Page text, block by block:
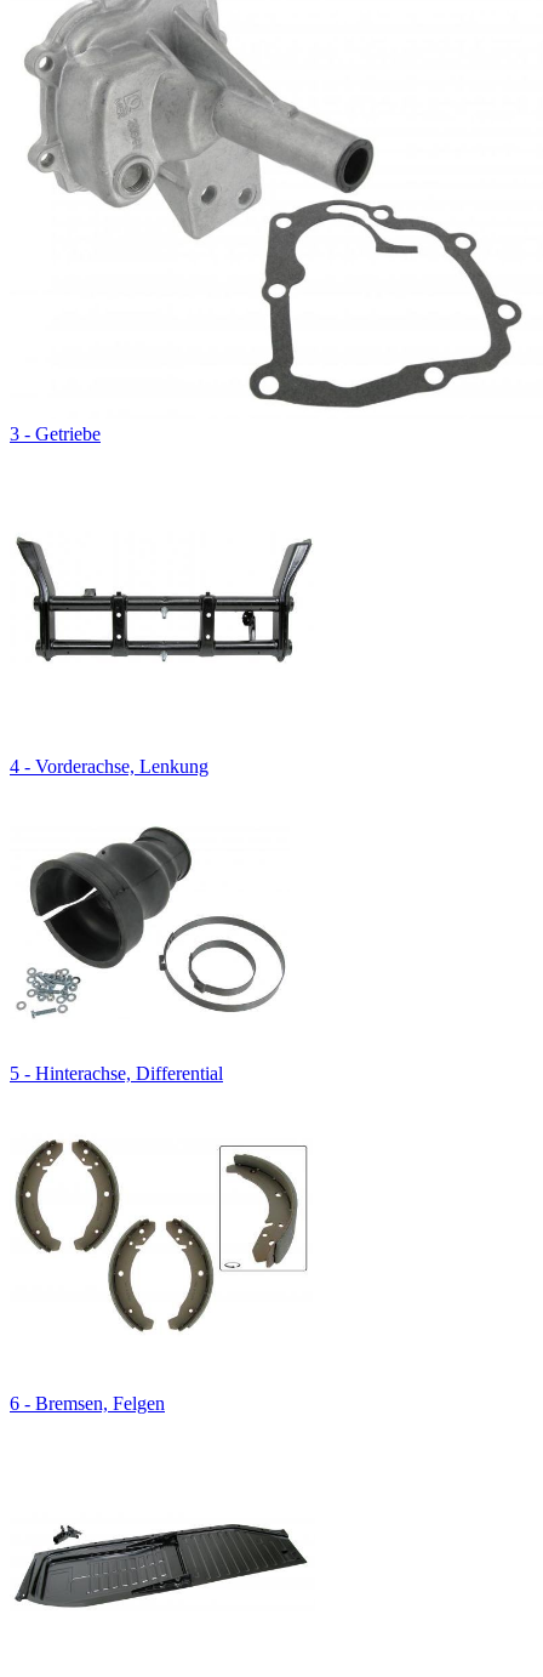
3 - Getriebe
4 - Vorderachse, Lenkung
5 - Hinterachse, Differential
6 - Bremsen, Felgen